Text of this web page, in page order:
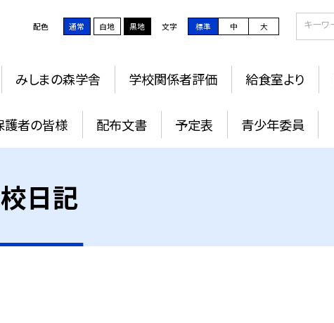
配色 通常 白地 黒地 文字 標準 中 大
みしまの森学舎 学校関係者評価 給食室より
護者の皆様 配布文書 予定表 青少年委員
日記